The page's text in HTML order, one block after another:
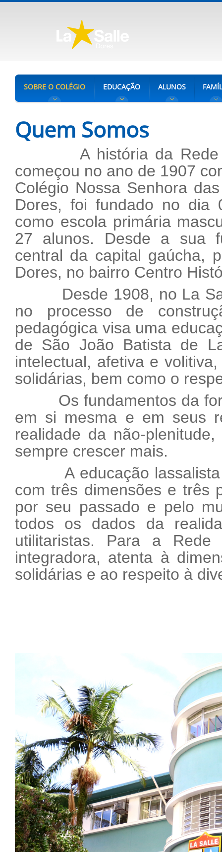
SOBRE O COLÉGIO EDUCAÇÃO ALUNOS
Quem Somos
A história da Rede La
começou no ano de 1907
Colégio Nossa Senhora
Dores, foi fundado no dia
como escola primária
27 alunos. Desde a sua
central da capital gaúcha,
Dores, no bairro Centro
Desde 1908, no La
no processo de
pedagógica visa uma
de São João Batista de
intelectual, afetiva e
solidárias, bem como o
Os fundamentos da
em si mesma e em seus
realidade da não-
sempre crescer mais.
A educação lassalista
com três dimensões e três
por seu passado e pelo
todos os dados da
utilitaristas. Para a
integradora, atenta à
solidárias e ao respeito à